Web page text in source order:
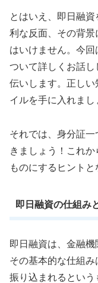
とはいえ、即日融
利な反面、その背
はいけません。今
ついて詳しくお話
伝いします。正し
イルを手に入れまし
それでは、身分証
きましょう！これ
ものにするヒントと
即日融資の仕組み
即日融資は、金融機
その基本的な仕組
振り込まれるとい